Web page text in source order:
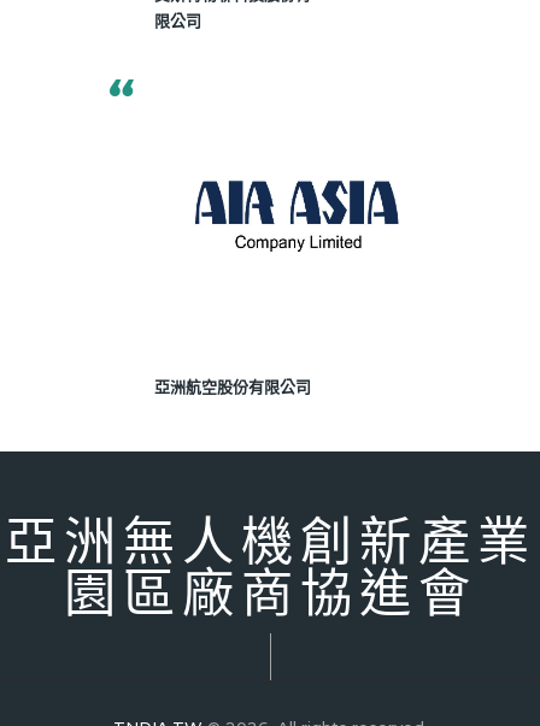
限公司
亞洲航空股份有限公司
亞洲無人機創新產業
園區廠商協進會